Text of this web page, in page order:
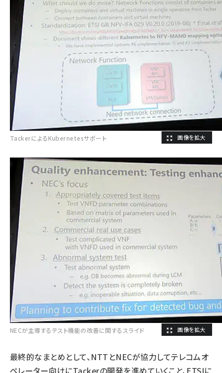
TackerによるKubernetesサポート
NECが主導するテスト機能の改善に関するスライド
最終的なまとめとして、NTTとNECが協力してテレコムオ
ペレーター向けにTackerの開発を進めていくこと、ETSIに